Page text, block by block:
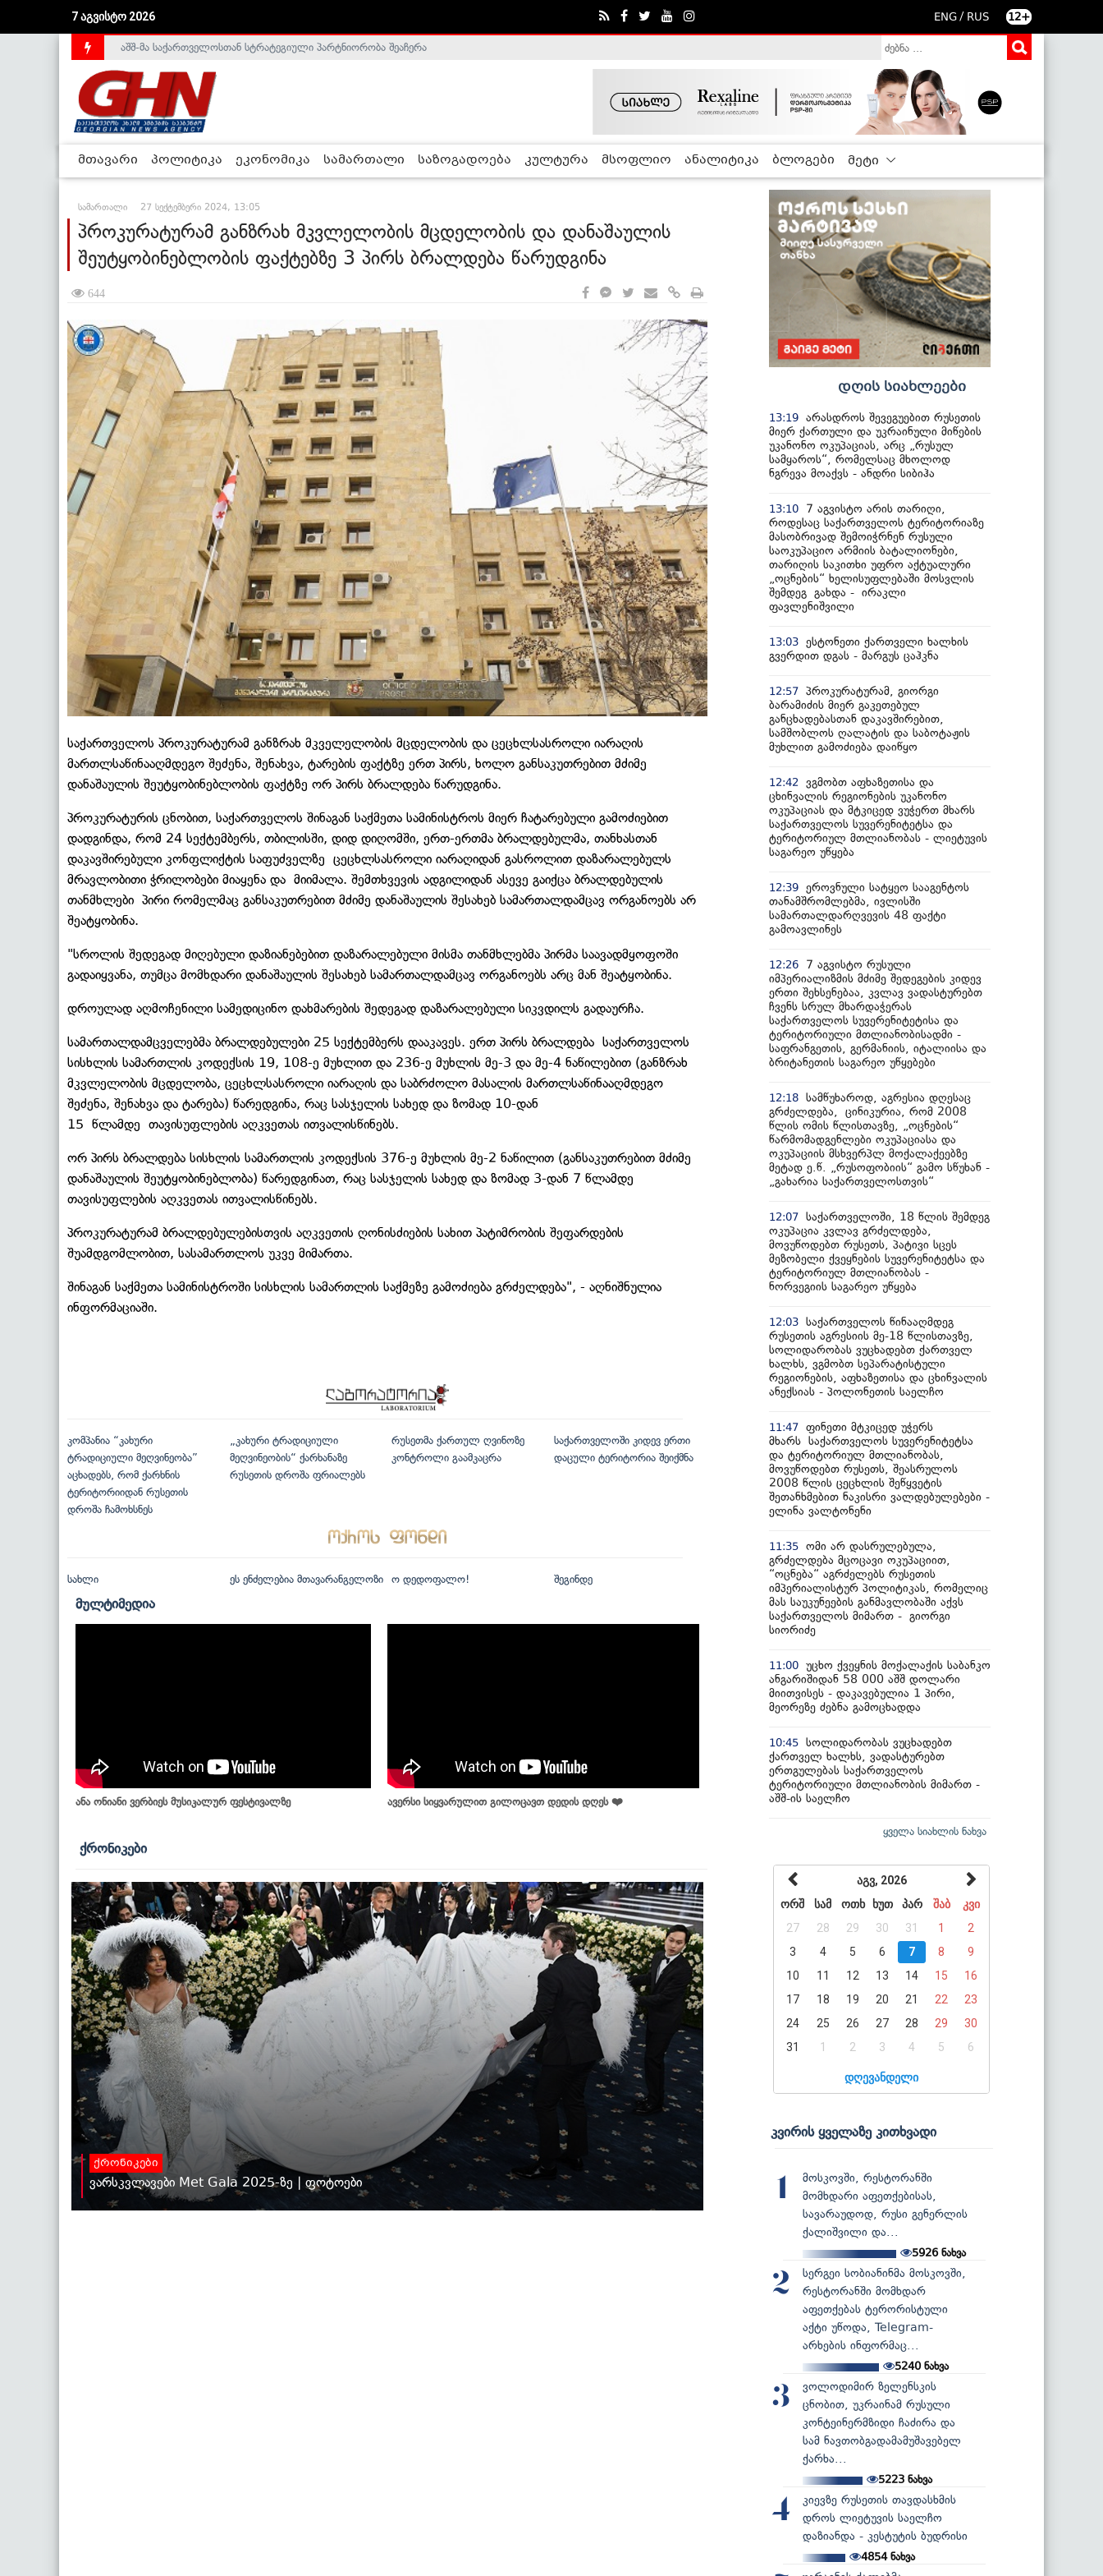
7 აგვისტო 2026 ENG / RUS 12+
საქართველოს დე-ფაქტო მთავრობა არალეგიტიმურია - ჰელსინკის კომისია
აშშ-მა საქართველოსთან სტრატეგიული პარტნიორობა შეაჩერა
მთავარი პოლიტიკა ეკონომიკა სამართალი საზოგადოება კულტურა მსოფლიო ანალიტიკა ბლოგები მეტი
სამართალი 27 სექტემბერი 2024, 13:05
პროკურატურამ განზრახ მკვლელობის მცდელობის და დანაშაულის
შეუტყობინებლობის ფაქტებზე 3 პირს ბრალდება წარუდგინა
644
საქართველოს პროკურატურამ განზრახ მკველელობის მცდელობის და ცეცხლსასროლი იარაღის
მართლსაწინააღმდეგო შეძენა, შენახვა, ტარების ფაქტზე ერთ პირს, ხოლო განსაკუთრებით მძიმე
დანაშაულის შეუტყობინებლობის ფაქტზე ორ პირს ბრალდება წარუდგინა.
პროკურატურის ცნობით, საქართველოს შინაგან საქმეთა სამინისტროს მიერ ჩატარებული გამოძიებით
დადგინდა, რომ 24 სექტემბერს, თბილისში, დიდ დიღომში, ერთ-ერთმა ბრალდებულმა, თანხასთან
დაკავშირებული კონფლიქტის საფუძველზე ცეცხლსასროლი იარაღიდან გასროლით დაზარალებულს
მრავლობითი ჭრილობები მიაყენა და მიიმალა. შემთხვევის ადგილიდან ასევე გაიქცა ბრალდებულის
თანმხლები პირი რომელმაც განსაკუთრებით მძიმე დანაშაულის შესახებ სამართალდამცავ ორგანოებს არ
შეატყობინა.
"სროლის შედეგად მიღებული დაზიანებებით დაზარალებული მისმა თანმხლებმა პირმა საავადმყოფოში
გადაიყვანა, თუმცა მომხდარი დანაშაულის შესახებ სამართალდამცავ ორგანოებს არც მან შეატყობინა.
დროულად აღმოჩენილი სამედიცინო დახმარების შედეგად დაზარალებული სიკვდილს გადაურჩა.
სამართალდამცველებმა ბრალდებულები 25 სექტემბერს დააკავეს. ერთ პირს ბრალდება საქართველოს
სისხლის სამართლის კოდექსის 19, 108-ე მუხლით და 236-ე მუხლის მე-3 და მე-4 ნაწილებით (განზრახ
მკვლელობის მცდელობა, ცეცხლსასროლი იარაღის და საბრძოლო მასალის მართლსაწინააღმდეგო
შეძენა, შენახვა და ტარება) წარედგინა, რაც სასჯელის სახედ და ზომად 10-დან
15 წლამდე თავისუფლების აღკვეთას ითვალისწინებს.
ორ პირს ბრალდება სისხლის სამართლის კოდექსის 376-ე მუხლის მე-2 ნაწილით (განსაკუთრებით მძიმე
დანაშაულის შეუტყობინებლობა) წარედგინათ, რაც სასჯელის სახედ და ზომად 3-დან 7 წლამდე
თავისუფლების აღკვეთას ითვალისწინებს.
პროკურატურამ ბრალდებულებისთვის აღკვეთის ღონისძიების სახით პატიმრობის შეფარდების
შუამდგომლობით, სასამართლოს უკვე მიმართა.
შინაგან საქმეთა სამინისტროში სისხლის სამართლის საქმეზე გამოძიება გრძელდება", - აღნიშნულია
ინფორმაციაში.
კომპანია “კახური
ტრადიციული მეღვინეობა”
აცხადებს, რომ ქარხნის
ტერიტორიიდან რუსეთის
დროშა ჩამოხსნეს
„კახური ტრადიციული
მეღვინეობის“ ქარხანაზე
რუსეთის დროშა ფრიალებს
რუსეთმა ქართულ ღვინოზე
კონტროლი გაამკაცრა
საქართველოში კიდევ ერთი
დაცული ტერიტორია შეიქმნა
სახლი ეს ენძელებია მთავარანგელოზი ო დედოფალო! შეგინდე
მულტიმედია
ანა ონიანი ვერბიეს მუსიკალურ ფესტივალზე ავერსი სიყვარულით გილოცავთ დედის დღეს ❤️
ქრონიკები
ქრონიკები
ვარსკვლავები Met Gala 2025-ზე | ფოტოები
დღის სიახლეები
13:19 არასდროს შევეგუებით რუსეთის
მიერ ქართული და უკრაინული მიწების
უკანონო ოკუპაციას, არც „რუსულ
სამყაროს“, რომელსაც მხოლოდ
ნგრევა მოაქვს - ანდრი სიბიჰა
13:10
7 აგვისტო არის თარიღი,
როდესაც საქართველოს ტერიტორიაზე
მასობრივად შემოიჭრნენ რუსული
საოკუპაციო არმიის ბატალიონები,
თარიღის საკითხი უფრო აქტუალური
„ოცნების“ ხელისუფლებაში მოსვლის
შემდეგ გახდა - ირაკლი
ფავლენიშვილი
13:03 ესტონეთი ქართველი ხალხის
გვერდით დგას - მარგუს ცაჰკნა
12:57 პროკურატურამ, გიორგი
ბარამიძის მიერ გაკეთებულ
განცხადებასთან დაკავშირებით,
სამშობლოს ღალატის და საბოტაჟის
მუხლით გამოძიება დაიწყო
12:42
ვგმობთ აფხაზეთისა და
ცხინვალის რეგიონების უკანონო
ოკუპაციას და მტკიცედ ვუჭერთ მხარს
საქართველოს სუვერენიტეტსა და
ტერიტორიულ მთლიანობას - ლიეტუვის
საგარეო უწყება
12:39 ეროვნული სატყეო სააგენტოს
თანამშრომლებმა, ივლისში
სამართალდარღვევის 48 ფაქტი
გამოავლინეს
12:26
7 აგვისტო რუსული
იმპერიალიზმის მძიმე შედეგების კიდევ
ერთი შეხსენებაა, კვლავ ვადასტურებთ
ჩვენს სრულ მხარდაჭერას
საქართველოს სუვერენიტეტისა და
ტერიტორიული მთლიანობისადმი -
საფრანგეთის, გერმანიის, იტალიისა და
ბრიტანეთის საგარეო უწყებები
12:18 სამწუხაროდ, აგრესია დღესაც
გრძელდება, ცინიკურია, რომ 2008
წლის ომის წლისთავზე, „ოცნების“
წარმომადგენლები ოკუპაციასა და
ოკუპაციის მსხვერპლ მოქალაქეებზე
მეტად ე.წ. „რუსოფობიის“ გამო სწუხან -
„გახარია საქართველოსთვის“
12:07 საქართველოში, 18 წლის შემდეგ
ოკუპაცია კვლავ გრძელდება,
მოვუწოდებთ რუსეთს, პატივი სცეს
მეზობელი ქვეყნების სუვერენიტეტსა და
ტერიტორიულ მთლიანობას -
ნორვეგიის საგარეო უწყება
12:03 საქართველოს წინააღმდეგ
რუსეთის აგრესიის მე-18 წლისთავზე,
სოლიდარობას ვუცხადებთ ქართველ
ხალხს, ვგმობთ სეპარატისტული
რეგიონების, აფხაზეთისა და ცხინვალის
ანექსიას - პოლონეთის საელჩო
11:47 ფინეთი მტკიცედ უჭერს
მხარს საქართველოს სუვერენიტეტსა
და ტერიტორიულ მთლიანობას,
მოვუწოდებთ რუსეთს, შეასრულოს
2008 წლის ცეცხლის შეწყვეტის
შეთანხმებით ნაკისრი ვალდებულებები -
ელინა ვალტონენი
11:35 ომი არ დასრულებულა,
გრძელდება მცოცავი ოკუპაციით,
“ოცნება“ აგრძელებს რუსეთის
იმპერიალისტურ პოლიტიკას, რომელიც
მას საუკუნეების განმავლობაში აქვს
საქართველოს მიმართ - გიორგი
სიორიძე
11:00 უცხო ქვეყნის მოქალაქის საბანკო
ანგარიშიდან 58 000 აშშ დოლარი
მიითვისეს - დაკავებულია 1 პირი,
მეორეზე ძებნა გამოცხადდა
10:45 სოლიდარობას ვუცხადებთ
ქართველ ხალხს, ვადასტურებთ
ერთგულებას საქართველოს
ტერიტორიული მთლიანობის მიმართ -
აშშ-ის საელჩო
ყველა სიახლის ნახვა
აგვ, 2026
ორშ
სამ ოთხ ხუთ პარ შაბ
კვი
27
28 29 30 31 1
2
3
4 5 6 7 8
9
10
11 12 13 14 15
16
17
18 19 20 21 22
23
24
25 26 27 28 29
30
31
1 2 3 4 5 6
დღევანდელი
კვირის ყველაზე კითხვადი
1
მოსკოვში, რესტორანში
მომხდარი აფეთქებისას,
სავარაუდოდ, რუსი გენერლის
ქალიშვილი და...
5926ნახვა
2
სერგეი სობიანინმა მოსკოვში,
რესტორანში მომხდარ
აფეთქებას ტერორისტული
აქტი უწოდა, Telegram-
არხების ინფორმაც...
5240ნახვა
3
ვოლოდიმირ ზელენსკის
ცნობით, უკრაინამ რუსული
კონტეინერმზიდი ჩაძირა და
სამ ნავთობგადამამუშავებელ
ქარხა...
5223ნახვა
4
კიევზე რუსეთის თავდასხმის
დროს ლიეტუვის საელჩო
დაზიანდა - კესტუტის ბუდრისი
4854ნახვა